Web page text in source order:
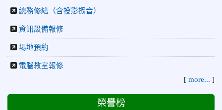
總務修繕（含投影擴音）
資訊設備報修
場地預約
電腦教室報修
[ more... ]
榮譽榜